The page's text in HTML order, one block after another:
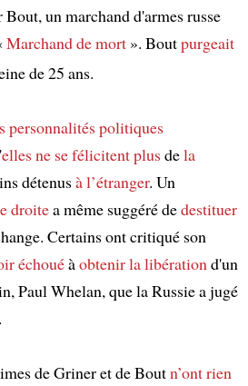
un marchand d'armes russe
Marchand de mort». Boutpurgeait
de 25 ans.
personnalités politiques
elles ne se félicitent plusdela
détenusà l’étranger. Un
droitea même suggéré dedestituer
Certains ont critiqué son
échouéàobtenirla libérationd'un
Paul Whelan, que la Russie a jugé
de Griner et de Boutn’ont rien